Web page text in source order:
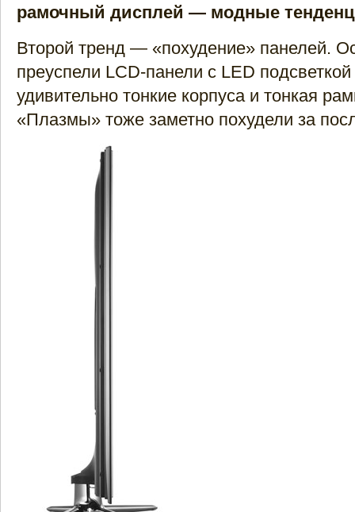
рамочный дисплей — модные
Второй тренд — «похудение» панелей.
преуспели LCD­-панели с LED
удивительно тонкие корпуса и тонкая
«Плазмы» тоже заметно похудели за